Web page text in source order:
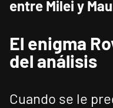
entre Milei y
El enigma
del análisis
Cuando se le